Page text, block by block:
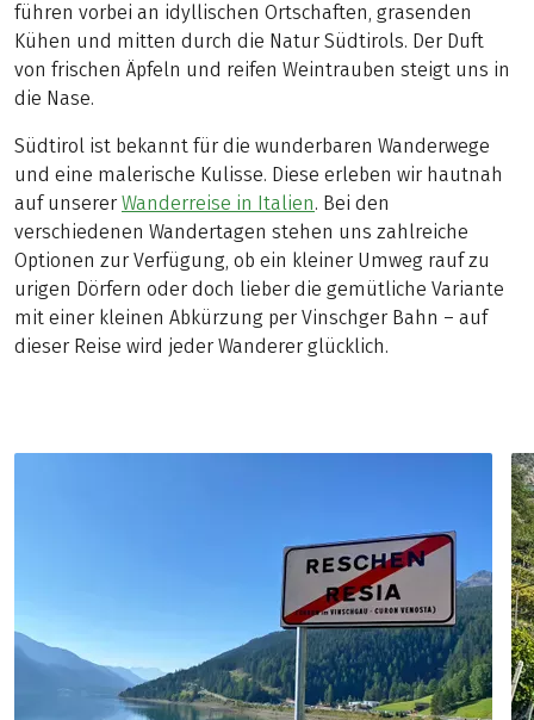
führen vorbei an idyllischen Ortschaften, grasenden
Kühen und mitten durch die Natur Südtirols. Der Duft
von frischen Äpfeln und reifen Weintrauben steigt uns in
die Nase.
Südtirol ist bekannt für die wunderbaren Wanderwege
und eine malerische Kulisse. Diese erleben wir hautnah
auf unserer Wanderreise in Italien. Bei den
verschiedenen Wandertagen stehen uns zahlreiche
Optionen zur Verfügung, ob ein kleiner Umweg rauf zu
urigen Dörfern oder doch lieber die gemütliche Variante
mit einer kleinen Abkürzung per Vinschger Bahn – auf
dieser Reise wird jeder Wanderer glücklich.